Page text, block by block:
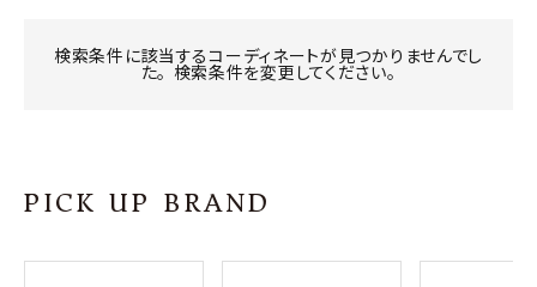
プライバシーポリシー
検索条件に該当するコーディネートが見つかりませんでし
た。 検索条件を変更してください。
PICK UP BRAND